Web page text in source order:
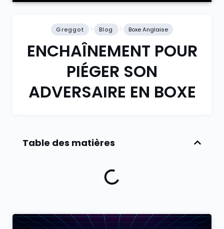
Greggot Blog Boxe Anglaise
ENCHAÎNEMENT POUR
PIÉGER SON
ADVERSAIRE EN BOXE
Table des matières